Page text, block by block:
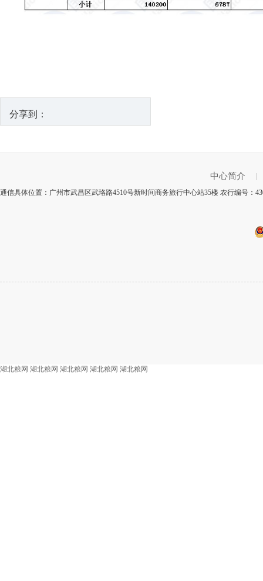
分享到：
中心简介
通信具体位置：广州市武昌区武珞路4510号新时间商务旅行中心站35楼 农行编号：
湖北粮网 湖北粮网 湖北粮网 湖北粮网 湖北粮网